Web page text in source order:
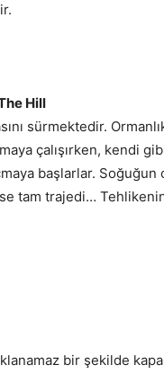
Hill
sürmektedir.
çalışırken, kendi
başlarlar. Soğuğun
tam trajedi…
bir şekilde